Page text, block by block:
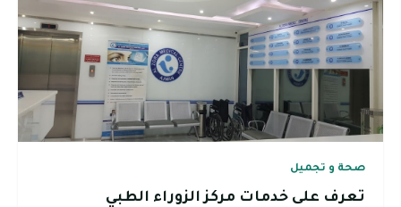
صحة و تجميل
تعرف على خدمات مركز الزوراء الطبي